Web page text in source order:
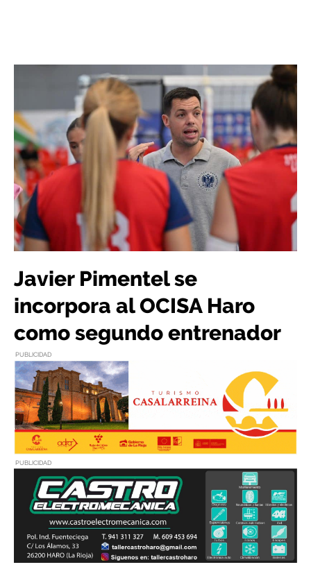
Javier Pimentel se
incorpora al OCISA Haro
como segundo entrenador
PUBLICIDAD
PUBLICIDAD